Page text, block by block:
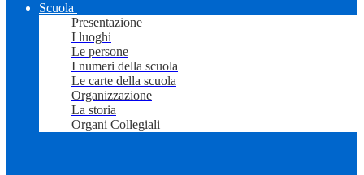
Scuola
Presentazione
I luoghi
Le persone
I numeri della scuola
Le carte della scuola
Organizzazione
La storia
Organi Collegiali